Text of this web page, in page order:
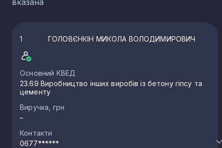
1 ГОЛОВЄНКІН МИКОЛА ВОЛОДИМИРОВИЧ
Основний КВЕД
23.69 Виробництво інших виробів із бетону гіпсу та
цементу
Виручка, грн
–
Контакти
0677******